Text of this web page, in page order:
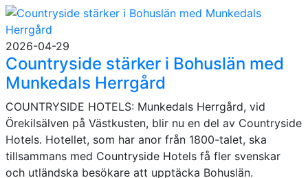
2026-04-29
Countryside stärker i Bohuslän med
Munkedals Herrgård
COUNTRYSIDE HOTELS: Munkedals Herrgård, vid
Örekilsälven på Västkusten, blir nu en del av Countryside
Hotels. Hotellet, som har anor från 1800-talet, ska
tillsammans med Countryside Hotels få fler svenskar
och utländska besökare att upptäcka Bohuslän.